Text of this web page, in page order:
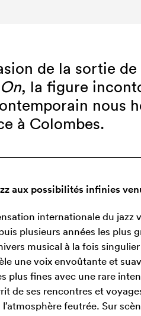
de la sortie
, la figure
nous
à Colombes.
aux possibilités infinies
internationale du jazz
plusieurs années les plus
musical à la fois
une voix envoûtante et
plus fines avec une rare
de ses rencontres et
feutrée. Sur